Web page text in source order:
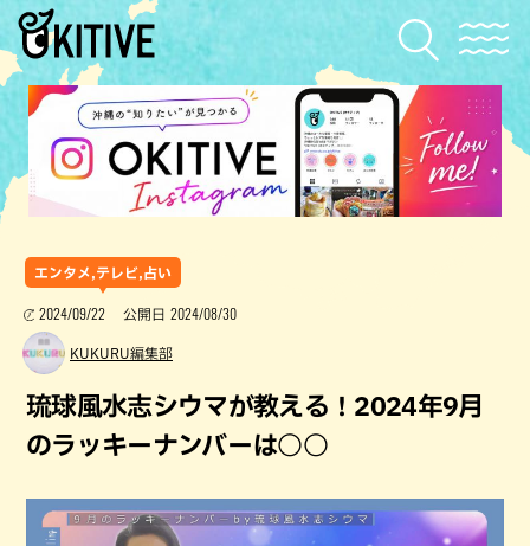
エンタメ,テレビ,占い
2024/09/22 公開日 2024/08/30
KUKURU編集部
琉球風水志シウマが教える！2024年9月
のラッキーナンバーは○○